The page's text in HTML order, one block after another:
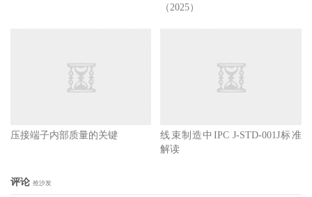
（2025）
压接端子内部质量的关键
线束制造中IPC J-STD-001J标准
解读
评论 抢沙发